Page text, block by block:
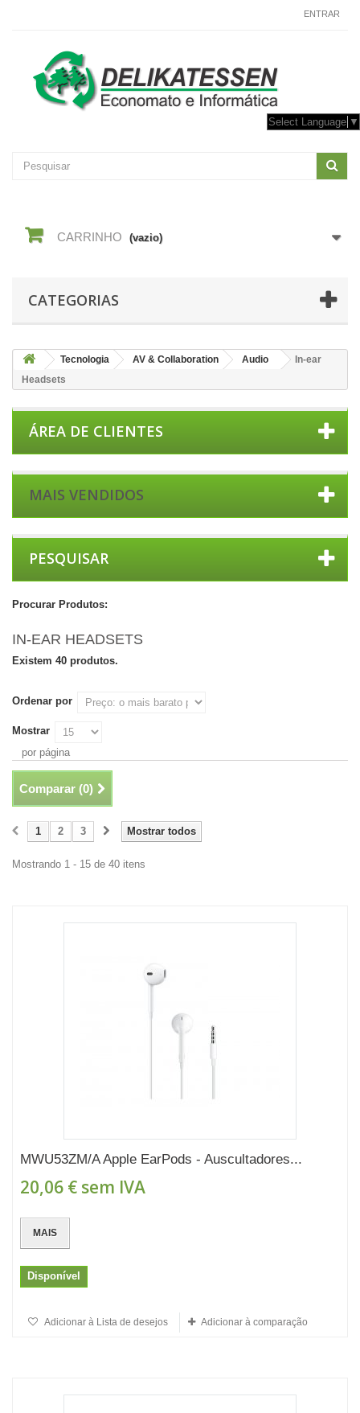
ENTRAR
Select Language ▼
CARRINHO (vazio)
CATEGORIAS
Tecnologia AV & Collaboration Audio
In-ear
Headsets
ÁREA DE CLIENTES
MAIS VENDIDOS
PESQUISAR
Procurar Produtos:
IN-EAR HEADSETS
Existem 40 produtos.
Ordenar por
Mostrar
por página
Comparar (0)
Mostrar todos
1 2 3
Mostrando 1 - 15 de 40 itens
MWU53ZM/A Apple EarPods - Auscultadores...
20,06 € sem IVA
MAIS
Disponível
Adicionar à Lista de desejos Adicionar à comparação